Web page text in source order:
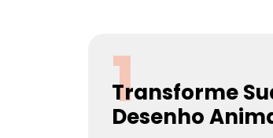
1
Transforme
Desenho